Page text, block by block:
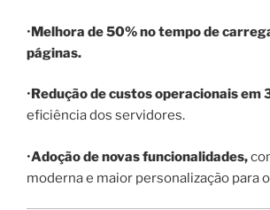
•Melhora de 50% no tempo de
páginas.
• Redução de custos operacionais em
eficiência dos servidores.
•Adoção de novas funcionalidades,
moderna e maior personalização para